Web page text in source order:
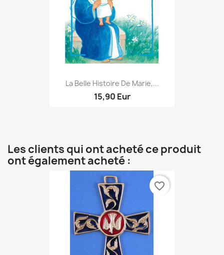
La Belle Histoire De Marie,...
15,90 Eur
Les clients qui ont acheté ce produit
ont également acheté :
favorite_border